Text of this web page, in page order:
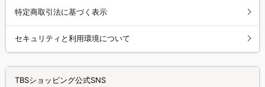
特定商取引法に基づく表示
セキュリティと利用環境について
TBSショッピング公式SNS